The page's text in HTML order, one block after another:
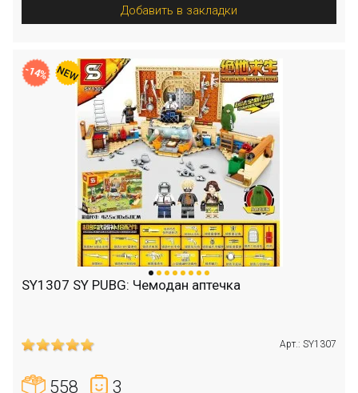
Добавить в закладки
SY1307 SY PUBG: Чемодан аптечка
Арт.: SY1307
558 3
-14%